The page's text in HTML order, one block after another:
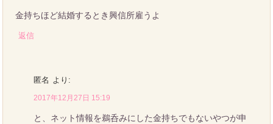
金持ちほど結婚するとき興信所雇うよ
返信
匿名 より:
2017年12月27日 15:19
と、ネット情報を鵜呑みにした金持ちでもないやつが申